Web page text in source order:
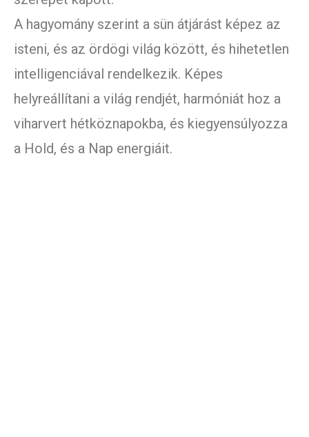
A hagyomány szerint a sün átjárást képez az
isteni, és az ördögi világ között, és hihetetlen
intelligenciával rendelkezik. Képes
helyreállítani a világ rendjét, harmóniát hoz a
viharvert hétköznapokba, és kiegyensúlyozza
a Hold, és a Nap energiáit.